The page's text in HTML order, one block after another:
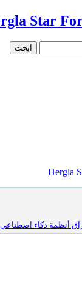
أنظمة ذكاء اصطناعي